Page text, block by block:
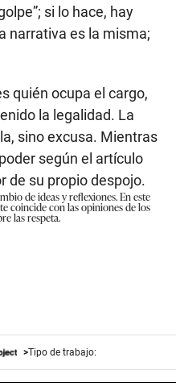
si lo hace, hay
narrativa es la misma;
quién ocupa el cargo,
la legalidad. La
sino excusa. Mientras
según el artículo
de su propio despojo.
de ideas y reflexiones. En este
coincide con las opiniones de los
las respeta.
Tipo de trabajo: